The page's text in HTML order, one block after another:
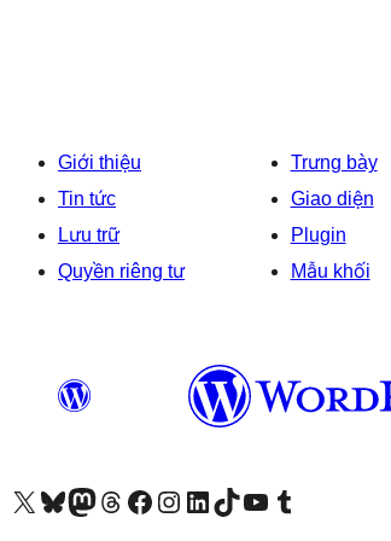
Giới thiệu
Tin tức
Lưu trữ
Quyền riêng tư
Trưng bày
Giao diện
Plugin
Mẫu khối
Truy cập tài khoản X (trước đây là Twitter) của chúng tôiVisit our Bluesky account
Visit our Mastodon account
Visit our Threads account
Xem trang Facebook của chúng tôiTruy cập tài khoản Instagram của chúng tôi Truy cập tài khoản LinkedIn của chúng tôiVisit our TikTok account
Truy cập kênh YouTube của chúng tôi Visit our Tumblr account